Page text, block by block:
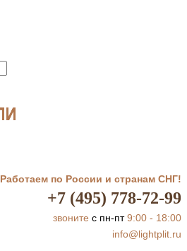
Работаем по России и странам СНГ!
+7 (495) 778-72-99
звоните с пн-пт9:00 - 18:00
info@lightplit.ru